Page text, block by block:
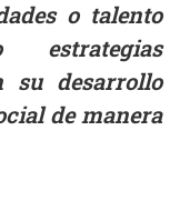
o talento
estrategias
su desarrollo
de manera